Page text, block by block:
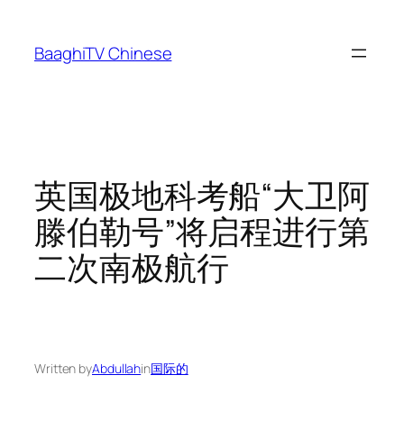
content
BaaghiTV Chinese
英国极地科考船“大卫阿
滕伯勒号”将启程进行第
二次南极航行
Written byAbdullahin国际的